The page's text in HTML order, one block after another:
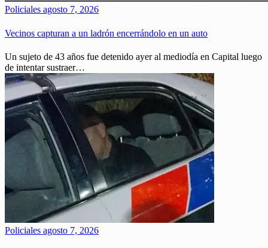
Policiales agosto 7, 2026
Vecinos capturan a un ladrón encerrándolo en un auto
Un sujeto de 43 años fue detenido ayer al mediodía en Capital luego
de intentar sustraer…
Policiales agosto 7, 2026